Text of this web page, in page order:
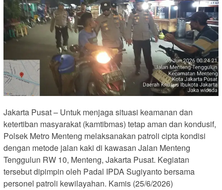
Jakarta Pusat – Untuk menjaga situasi keamanan dan
ketertiban masyarakat (kamtibmas) tetap aman dan kondusif,
Polsek Metro Menteng melaksanakan patroli cipta kondisi
dengan metode jalan kaki di kawasan Jalan Menteng
Tenggulun RW 10, Menteng, Jakarta Pusat. Kegiatan
tersebut dipimpin oleh Padal IPDA Sugiyanto bersama
personel patroli kewilayahan. Kamis (25/6/2026)